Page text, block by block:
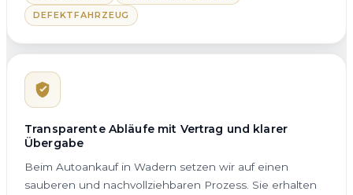
DEFEKTFAHRZEUG
Transparente Abläufe mit Vertrag und klarer
Übergabe
Beim Autoankauf in Wadern setzen wir auf einen
sauberen und nachvollziehbaren Prozess. Sie erhalten